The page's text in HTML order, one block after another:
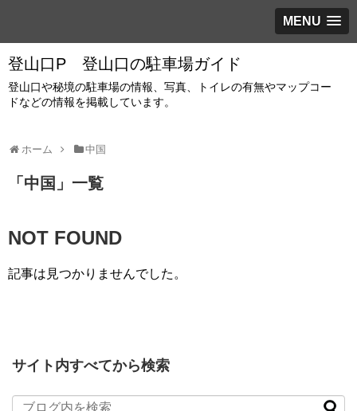
MENU
登山口P 登山口の駐車場ガイド
登山口や秘境の駐車場の情報、写真、トイレの有無やマップコー
ドなどの情報を掲載しています。
ホーム 中国
「 中国 」 一覧
NOT FOUND
記事は見つかりませんでした。
サイト内すべてから検索